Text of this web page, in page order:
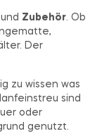
Zubehör. Ob
Der
zu wissen was
sind
oder
genutzt.